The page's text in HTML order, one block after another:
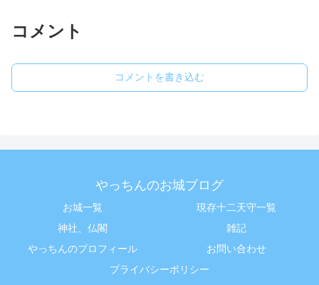
コメント
コメントを書き込む
やっちんのお城ブログ
お城一覧
現存十二天守一覧
神社、仏閣
雑記
やっちんのプロフィール
お問い合わせ
プライバシーポリシー